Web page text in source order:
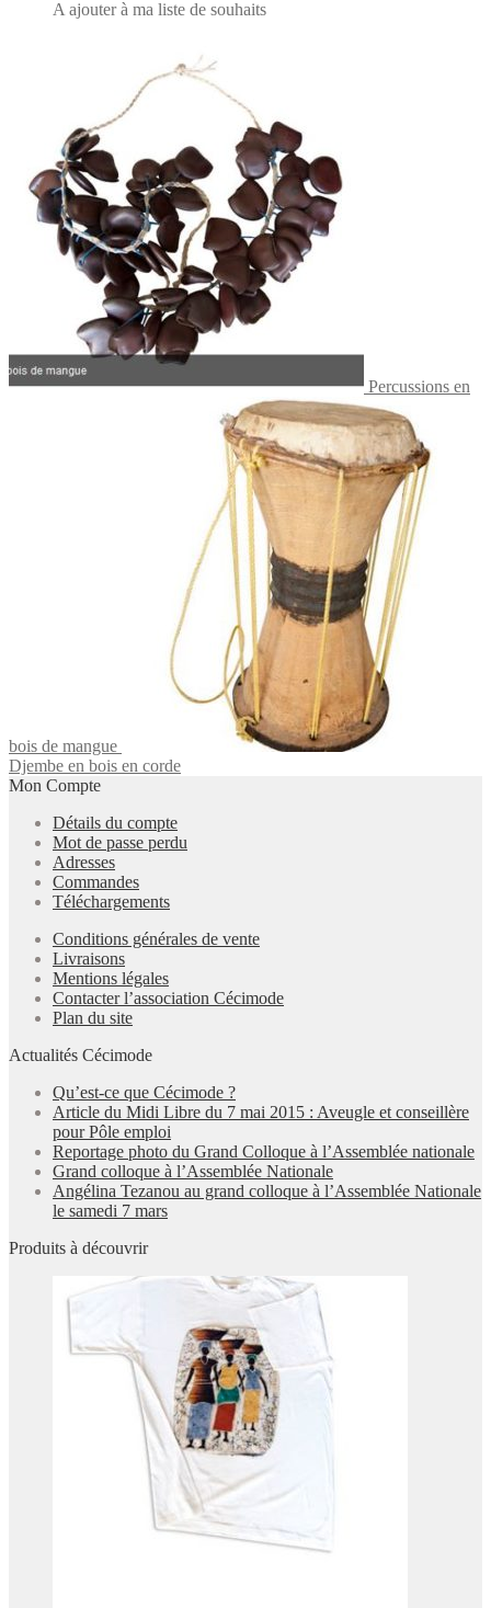
A ajouter à ma liste de souhaits
Percussions en
bois de mangue
Djembe en bois en corde
Mon Compte
Détails du compte
Mot de passe perdu
Adresses
Commandes
Téléchargements
Conditions générales de vente
Livraisons
Mentions légales
Contacter l’association Cécimode
Plan du site
Actualités Cécimode
Qu’est-ce que Cécimode ?
Article du Midi Libre du 7 mai 2015 : Aveugle et conseillère
pour Pôle emploi
Reportage photo du Grand Colloque à l’Assemblée nationale
Grand colloque à l’Assemblée Nationale
Angélina Tezanou au grand colloque à l’Assemblée Nationale
le samedi 7 mars
Produits à découvrir